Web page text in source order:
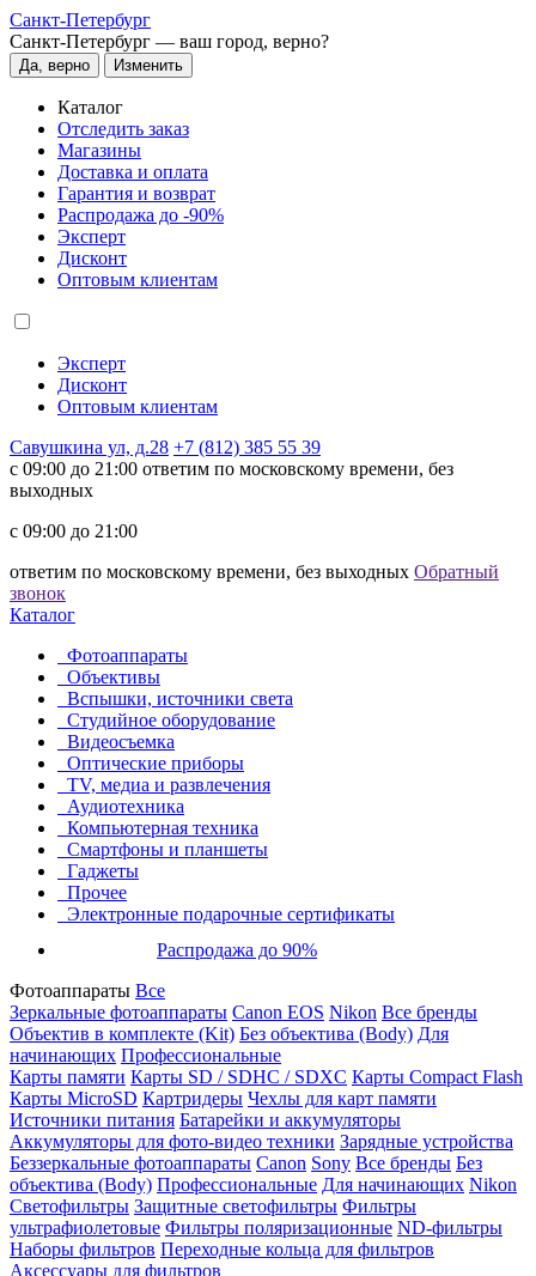
Санкт-Петербург
Санкт-Петербург — ваш город, верно?
Да, верно Изменить
Каталог
Отследить заказ
Магазины
Доставка и оплата
Гарантия и возврат
Распродажа до -90%
Эксперт
Дисконт
Оптовым клиентам
Эксперт
Дисконт
Оптовым клиентам
Савушкина ул, д.28 +7 (812) 385 55 39
c 09:00 до 21:00 ответим по московскому времени, без
выходных
c 09:00 до 21:00
ответим по московскому времени, без выходных Обратный
звонок
Каталог
Фотоаппараты
Объективы
Вспышки, источники света
Студийное оборудование
Видеосъемка
Оптические приборы
TV, медиа и развлечения
Аудиотехника
Компьютерная техника
Смартфоны и планшеты
Гаджеты
Прочее
Электронные подарочные сертификаты
Распродажа до 90%
Фотоаппараты Все
Зеркальные фотоаппараты Canon EOS Nikon Все бренды
Объектив в комплекте (Kit) Без объектива (Body) Для
начинающих Профессиональные
Карты памяти Карты SD / SDHC / SDXC Карты Compact Flash
Карты MicroSD Картридеры Чехлы для карт памяти
Источники питания Батарейки и аккумуляторы
Аккумуляторы для фото-видео техники Зарядные устройства
Беззеркальные фотоаппараты Canon Sony Все бренды Без
объектива (Body) Профессиональные Для начинающих Nikon
Светофильтры Защитные светофильтры Фильтры
ультрафиолетовые Фильтры поляризационные ND-фильтры
Наборы фильтров Переходные кольца для фильтров
Аксессуары для фильтров